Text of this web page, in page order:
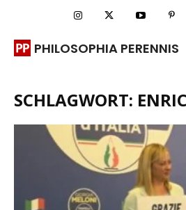
PHILOSOPHIA PERENNIS
SCHLAGWORT: